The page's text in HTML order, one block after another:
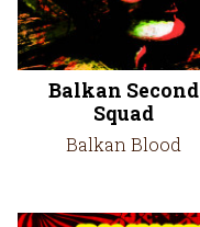
Balkan Second
Squad
Balkan Blood